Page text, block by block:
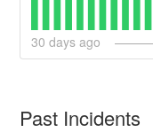
30 days ago
Past Incidents